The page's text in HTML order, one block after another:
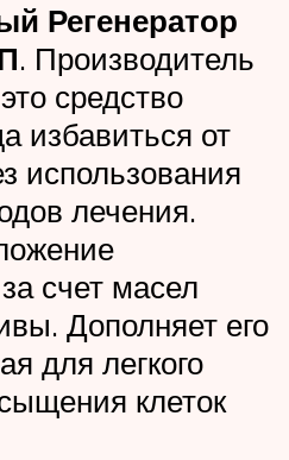
Регенератор
. Производитель
средство
избавиться от
использования
лечения.
счет масел
Дополняет его
для легкого
клеток